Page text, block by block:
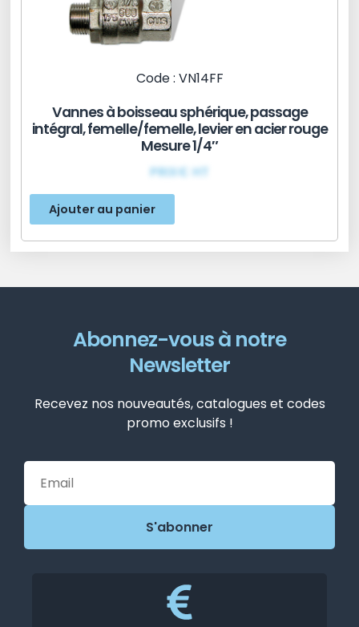
Code : VN14FF
Vannes à boisseau sphérique, passage
intégral, femelle/femelle, levier en acier rouge
Mesure 1/4″
PRIX€ HT
Ajouter au panier
Abonnez-vous à notre
Newsletter
Recevez nos nouveautés, catalogues et codes
promo exclusifs !